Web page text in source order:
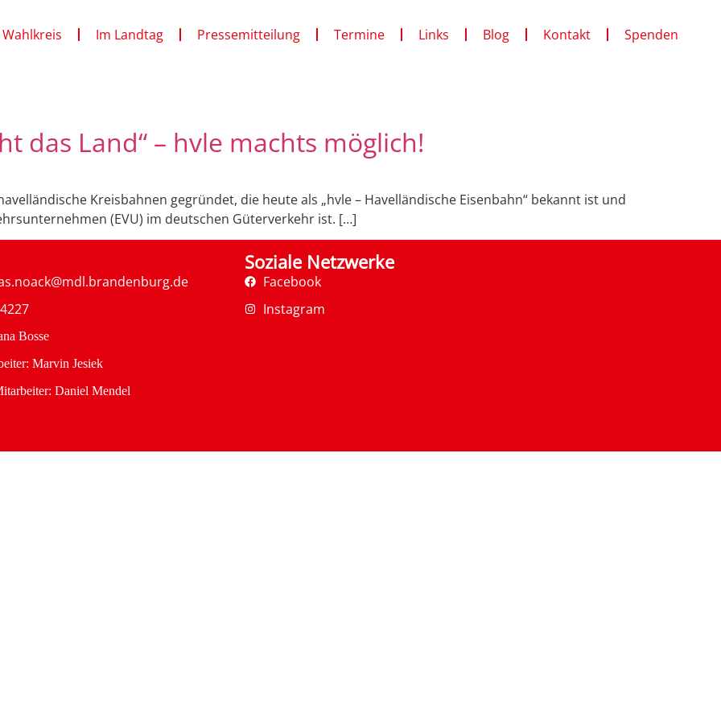
Im Landtag Pressemitteilung Termine Links Blog Kontakt Spenden
das Land“ – hvle machts möglich!
Kreisbahnen gegründet, die heute als „hvle – Havelländische Eisenbahn“ bekannt ist und
(EVU) im deutschen Güterverkehr ist. […]
Bosse
Marvin Jesiek
Daniel Mendel
Soziale Netzwerke
Facebook
Instagram